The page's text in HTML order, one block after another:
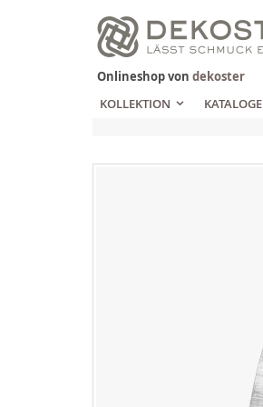
Zum
Inhalt
springen
Onlineshop von dekoster
KOLLEKTION
KATALOGE